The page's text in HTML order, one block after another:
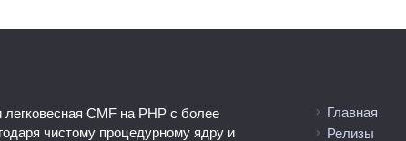
CMF на PHP с более
чистому процедурному ядру и
Главная
Релизы